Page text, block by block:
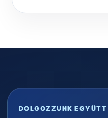
DOLGOZZUNK EGYÜTT